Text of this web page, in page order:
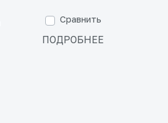
Сравнить
ПОДРОБНЕЕ